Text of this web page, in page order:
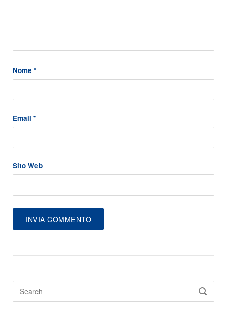
Nome *
Email *
Sito Web
Search